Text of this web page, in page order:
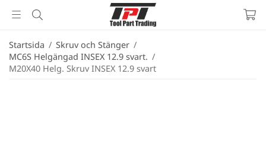
Startsida / Skruv och Stänger /
MC6S Helgängad INSEX 12.9 svart. /
M20X40 Helg. Skruv INSEX 12.9 svart